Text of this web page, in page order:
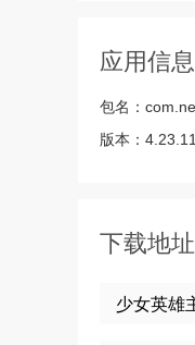
应用信息
包名：
版本： 4.23.11
下载地址
少女英雄